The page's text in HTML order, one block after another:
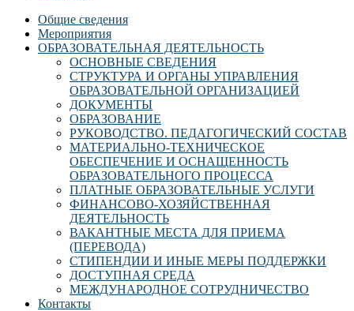
Общие сведения
Мероприятия
ОБРАЗОВАТЕЛЬНАЯ ДЕЯТЕЛЬНОСТЬ
ОСНОВНЫЕ СВЕДЕНИЯ
СТРУКТУРА И ОРГАНЫ УПРАВЛЕНИЯ
ОБРАЗОВАТЕЛЬНОЙ ОРГАНИЗАЦИЕЙ
ДОКУМЕНТЫ
ОБРАЗОВАНИЕ
РУКОВОДСТВО. ПЕДАГОГИЧЕСКИЙ СОСТАВ
МАТЕРИАЛЬНО-ТЕХНИЧЕСКОЕ
ОБЕСПЕЧЕНИЕ И ОСНАЩЕННОСТЬ
ОБРАЗОВАТЕЛЬНОГО ПРОЦЕССА
ПЛАТНЫЕ ОБРАЗОВАТЕЛЬНЫЕ УСЛУГИ
ФИНАНСОВО-ХОЗЯЙСТВЕННАЯ
ДЕЯТЕЛЬНОСТЬ
ВАКАНТНЫЕ МЕСТА ДЛЯ ПРИЕМА
(ПЕРЕВОДА)
СТИПЕНДИИ И ИНЫЕ МЕРЫ ПОДДЕРЖКИ
ДОСТУПНАЯ СРЕДА
МЕЖДУНАРОДНОЕ СОТРУДНИЧЕСТВО
Контакты